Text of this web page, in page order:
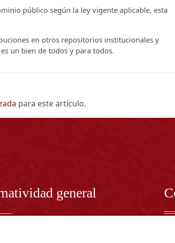
público según la ley vigente aplicable, esta
en otros repositorios institucionales y
un bien de todos y para todos.
para este artículo.
general